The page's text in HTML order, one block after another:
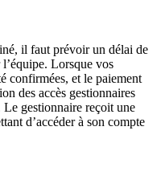
il faut prévoir un délai de
Lorsque vos
confirmées, et le paiement
des accès gestionnaires
Le gestionnaire reçoit une
d’accéder à son compte